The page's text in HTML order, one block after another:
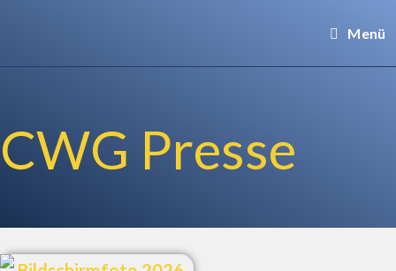
Menü
CWG Presse